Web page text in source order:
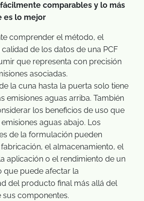
fácilmente comparables y lo más
es lo mejor
comprender el método, el
de los datos de una PCF
que representa con precisión
asociadas.
la cuna hasta la puerta solo tiene
emisiones aguas arriba. También
los beneficios de uso que
aguas abajo. Los
de la formulación pueden
el almacenamiento, el
aplicación o el rendimiento de un
que puede afectar la
del producto final más allá del
sus componentes.